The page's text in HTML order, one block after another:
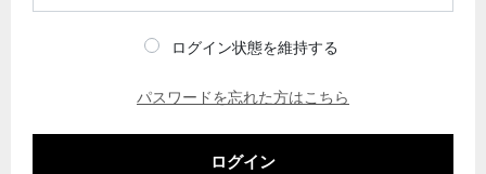
ログイン状態を維持する
パスワードを忘れた方はこちら
ログイン